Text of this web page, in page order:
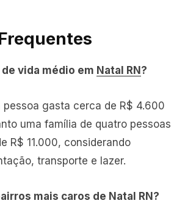
vida médio em Natal RN?
pessoa gasta cerca de R$ 4.600
uma família de quatro pessoas
R$ 11.000, considerando
transporte e lazer.
mais caros de Natal RN?